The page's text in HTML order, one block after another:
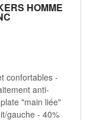
HOMME
confortables -
anti-
"main liée"
gauche - 40%